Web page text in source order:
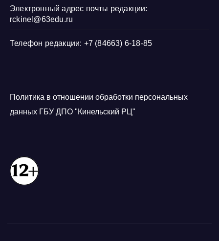
Электронный адрес почты редакции:
rckinel@63edu.ru
Телефон редакции: +7 (84663) 6-18-85
Политика в отношении обработки персональных
данных ГБУ ДПО "Кинельский РЦ"